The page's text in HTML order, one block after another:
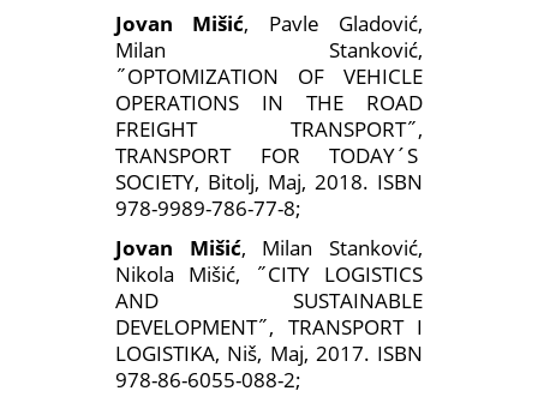
Jovan Mišić, Pavle Gladović,
Milan Stanković,
˝OPTOMIZATION OF VEHICLE
OPERATIONS IN THE ROAD
FREIGHT TRANSPORT˝,
TRANSPORT FOR TODAY´S
SOCIETY, Bitolj, Maj, 2018. ISBN
978-9989-786-77-8;
Jovan Mišić, Milan Stanković,
Nikola Mišić, ˝CITY LOGISTICS
AND SUSTAINABLE
DEVELOPMENT˝, TRANSPORT I
LOGISTIKA, Niš, Maj, 2017. ISBN
978-86-6055-088-2;